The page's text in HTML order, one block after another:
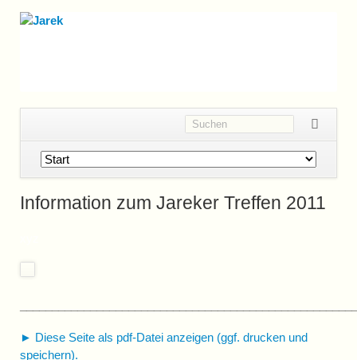
Navigation
überspringen
Information zum Jareker Treffen 2011
► Diese Seite als pdf-Datei anzeigen (ggf. drucken und
speichern).